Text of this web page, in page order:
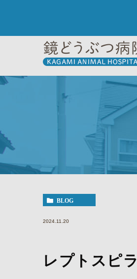
BLOG
2024.11.20
レプトスピラ